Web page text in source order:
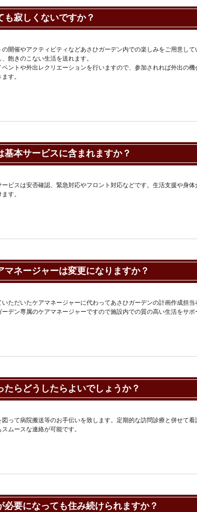
も寂しくないですか？
開催やアクティビティなどあさひガーデン内での楽しみをご用意して
飽きのこない生活を送れます。
ベントや外出レクリエーションを行いますので、参加されれば外出の
す。
基本サービスに含まれますか？
ビスは安否確認、緊急対応やフロント対応などです。生活支援や身
す。
マネージャーは変更になりますか？
ただいたケアマネージャーに代わってあさひガーデンの計画作成担
デン専属のケアマネージャーですので施設内での質の高い生活をサポ
たらどうしたらよいでしょうか？
って病院搬送等のお手伝いを致します。定期的な訪問診療と併せて
ムースな連絡が可能です。
必要になっても住み続けられますか？